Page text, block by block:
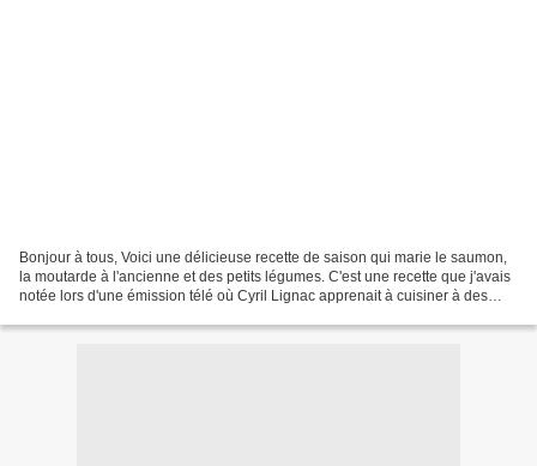
Bonjour à tous, Voici une délicieuse recette de saison qui marie le saumon,
la moutarde à l'ancienne et des petits légumes. C'est une recette que j'avais
notée lors d'une émission télé où Cyril Lignac apprenait à cuisiner à des